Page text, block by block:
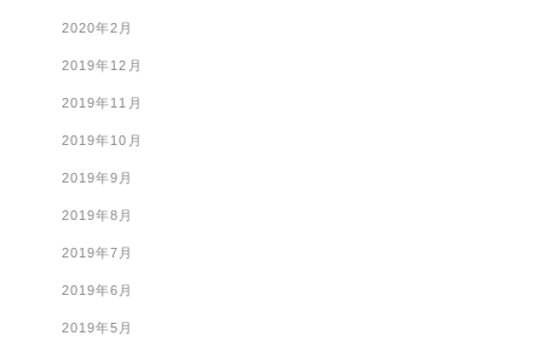
2020年2月
2019年12月
2019年11月
2019年10月
2019年9月
2019年8月
2019年7月
2019年6月
2019年5月